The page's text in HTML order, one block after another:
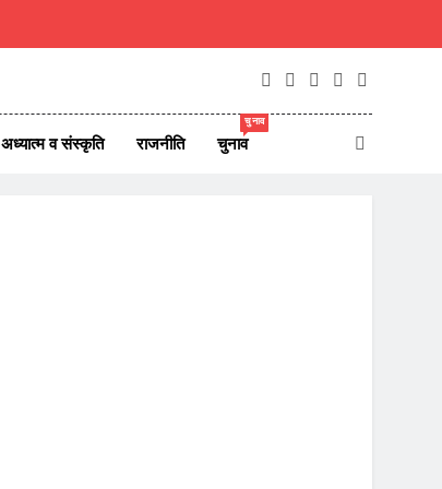
अध्यात्म व संस्कृति राजनीति चुनाव
चुनाव